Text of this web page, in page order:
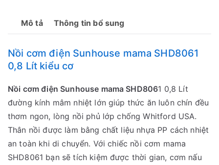
Mô tả Thông tin bổ sung
Nồi cơm điện Sunhouse mama SHD8061
0,8 Lít kiểu cơ
Nồi cơm điện Sunhouse mama SHD8061 0,8 Lít
đường kính mâm nhiệt lớn giúp thức ăn luôn chín đều
thơm ngon, lòng nồi phủ lớp chống Whitford USA.
Thân nồi được làm bằng chất liệu nhựa PP cách nhiệt
an toàn khi di chuyển. Với chiếc nồi cơm mama
SHD8061 bạn sẽ tích kiệm được thời gian, cơm nấu